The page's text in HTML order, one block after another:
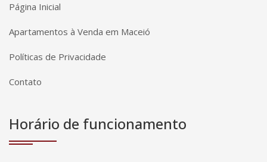
Página Inicial
Apartamentos à Venda em Maceió
Políticas de Privacidade
Contato
Horário de funcionamento